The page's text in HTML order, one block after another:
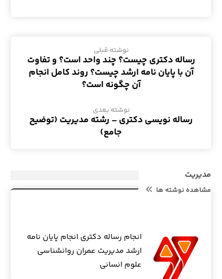
نوشته قبلی
رساله دکتری چیست؟ چند واحد است؟ و تفاوت
آن با پایان نامه ارشد چیست؟ روند کامل انجام
آن چگونه است؟
نوشته بعدی
رساله نویسی دکتری – رشته مدیریت (توضیح
جامع)
مدیریت
مشاهده نوشته ها
انجام رساله دکتری انجام پایان نامه
ارشد مدیریت عمران روانشناسی
علوم انسانی